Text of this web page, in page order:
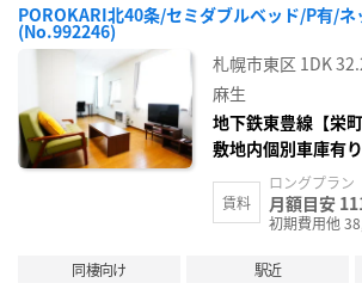
POROKARI北40条/セミダブルベッド/P有/ネ
(No.992246)
札幌市東区 1DK
麻生
地下鉄東豊線【栄
敷地内個別車庫有
賃料
ロングプラン
月額目安
初期費用他
同棲向け 駅近